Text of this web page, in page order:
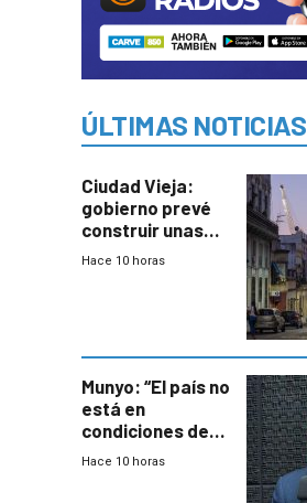
ÚLTIMAS NOTICIAS
Ciudad Vieja:
gobierno prevé
construir unas
mil viviendas en
Hace 10 horas
Munyo: “El país no
está en
condiciones de
enfrentar una
Hace 10 horas